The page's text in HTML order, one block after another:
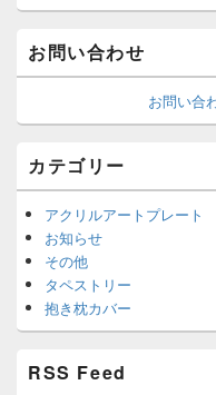
お問い合わせ
お問い合
カテゴリー
アクリルアートプレート
お知らせ
その他
タペストリー
抱き枕カバー
RSS Feed